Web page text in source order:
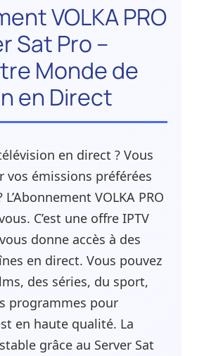
VOLKA PRO
Sat Pro –
Monde de
en Direct
en direct ? Vous
vos émissions préférées
VOLKA PRO
C’est une offre IPTV
donne accès à des
en direct. Vous pouvez
des séries, du sport,
programmes pour
en haute qualité. La
grâce au Server Sat